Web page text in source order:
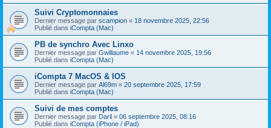
Suivi Cryptomonnaies
Dernier message par scampion « 18 novembre 2025, 22:56
Publié dans iCompta (Mac)
PB de synchro Avec Linxo
Dernier message par Gwillaume « 14 novembre 2025, 19:56
Publié dans iCompta (Mac)
iCompta 7 MacOS & IOS
Dernier message par Al69m « 20 septembre 2025, 17:59
Publié dans iCompta (Mac)
Suivi de mes comptes
Dernier message par Daril « 06 septembre 2025, 08:16
Publié dans iCompta (iPhone / iPad)